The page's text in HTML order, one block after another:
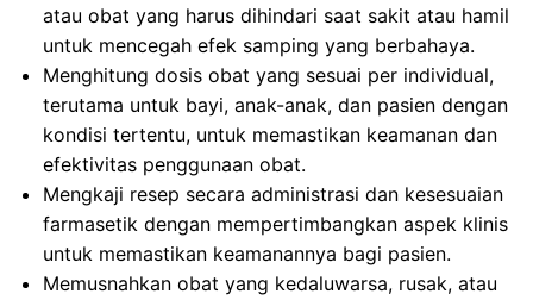
atau obat yang harus dihindari saat sakit atau hamil
untuk mencegah efek samping yang berbahaya.
Menghitung dosis obat yang sesuai per individual,
terutama untuk bayi, anak-anak, dan pasien dengan
kondisi tertentu, untuk memastikan keamanan dan
efektivitas penggunaan obat.
Mengkaji resep secara administrasi dan kesesuaian
farmasetik dengan mempertimbangkan aspek klinis
untuk memastikan keamanannya bagi pasien.
Memusnahkan obat yang kedaluwarsa, rusak, atau